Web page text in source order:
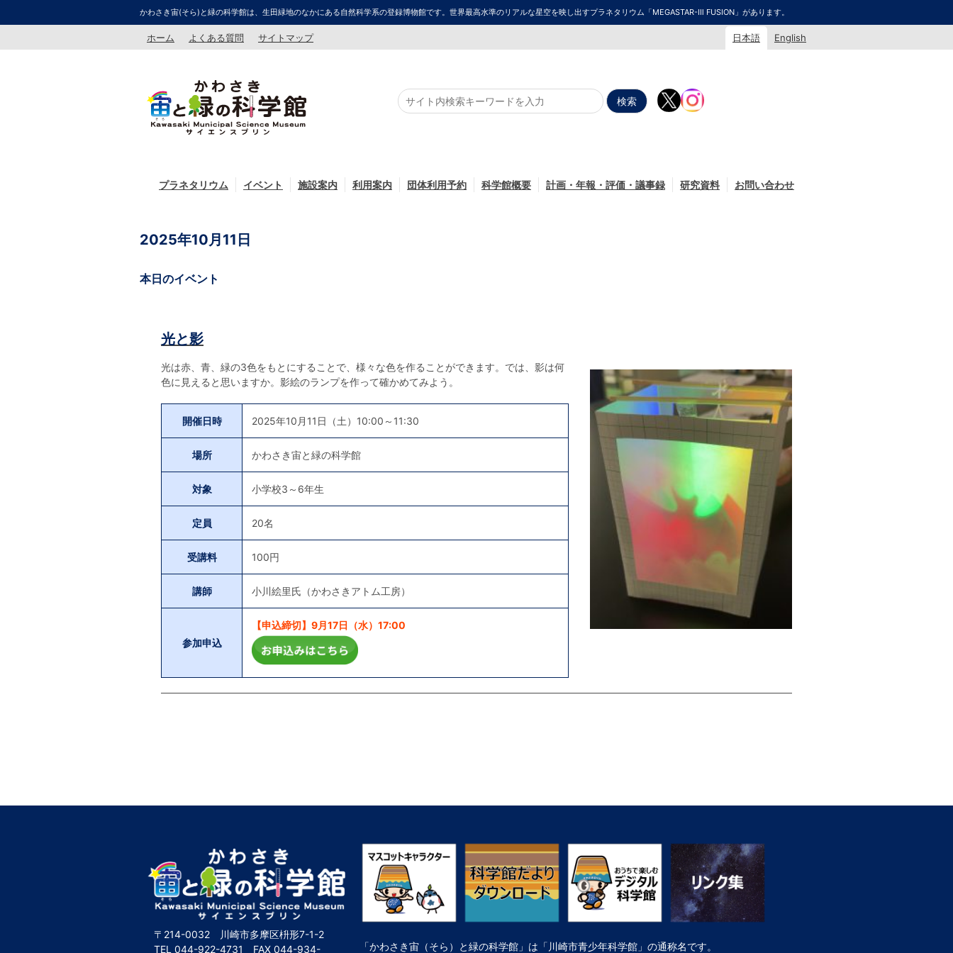
かわさき宙(そら)と緑の科学館は、生田緑地のなかにある自然科学系の登録博物館です。世界最高水準のリアルな星空を映し出すプラネタリウム「MEGASTAR-Ⅲ FUSION」があります。
ホーム よくある質問 サイトマップ 日本語 English
プラネタリウム イベント 施設案内 利用案内 団体利用予約 科学館概要 計画・年報・評価・議事録 研究資料 お問い合わせ
2025年10月11日
本日のイベント
光と影
光は赤、青、緑の3色をもとにすることで、様々な色を作ることができます。では、影は何
色に見えると思いますか。影絵のランプを作って確かめてみよう。
開催日時 2025年10月11日（土）10:00～11:30
場所 かわさき宙と緑の科学館
対象 小学校3～6年生
定員 20名
受講料 100円
講師 小川絵里氏（かわさきアトム工房）
参加申込
【申込締切】9月17日（水）17:00
〒214-0032 川崎市多摩区枡形7-1-2
TEL 044-922-4731 FAX 044-934- 「かわさき宙（そら）と緑の科学館」は「川崎市青少年科学館」の通称名です。